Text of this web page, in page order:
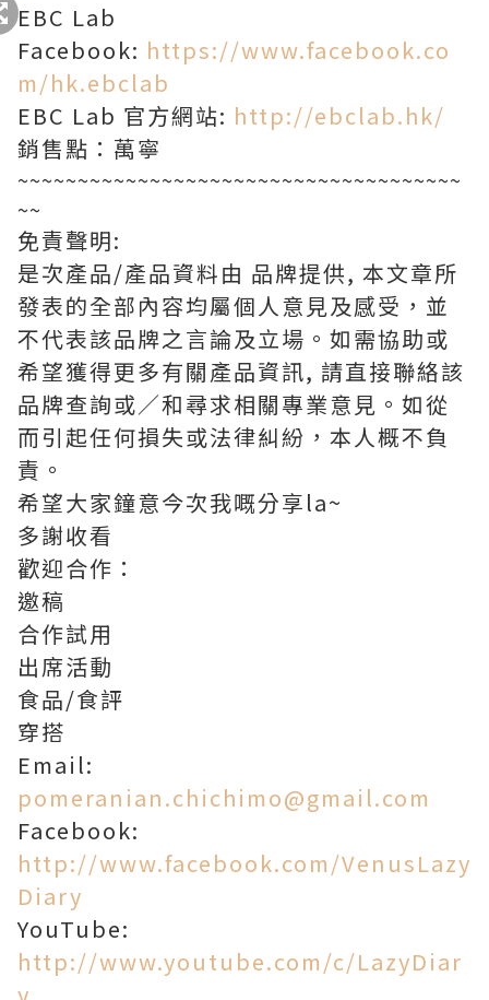
EBC Lab
Facebook: https://www.facebook.co
m/hk.ebclab
EBC Lab 官方網站: http://ebclab.hk/
銷售點：萬寧
~~~~~~~~~~~~~~~~~~~~~~~~~~~~~~~~~~~~~
~~
免責聲明:
是次產品/產品資料由 品牌提供, 本文章所
發表的全部內容均屬個人意見及感受，並
不代表該品牌之言論及立場。如需協助或
希望獲得更多有關產品資訊, 請直接聯絡該
品牌查詢或∕和尋求相關專業意見。如從
而引起任何損失或法律糾紛，本人概不負
責。
希望大家鐘意今次我嘅分享la~
多謝收看
歡迎合作：
邀稿
合作試用
出席活動
食品/食評
穿搭
Email:
pomeranian.chichimo@gmail.com
Facebook:
http://www.facebook.com/VenusLazy
Diary
YouTube:
http://www.youtube.com/c/LazyDiar